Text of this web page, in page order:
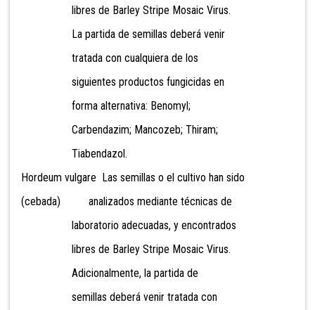
libres de Barley Stripe Mosaic Virus.
La partida de semillas deberá venir
tratada con cualquiera de los
siguientes productos fungicidas en
forma alternativa: Benomyl;
Carbendazim; Mancozeb; Thiram;
Tiabendazol.
Hordeum vulgare Las semillas o el cultivo han sido
(cebada) analizados mediante técnicas de
laboratorio adecuadas, y encontrados
libres de Barley Stripe Mosaic Virus.
Adicionalmente, la partida de
semillas deberá venir tratada con